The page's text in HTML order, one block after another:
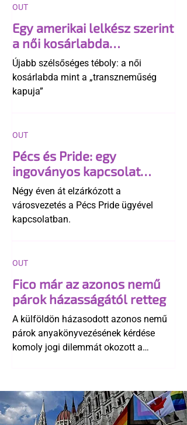
Egy amerikai lelkész szerint
a női kosárlabda
transzneműséghez vezet
Újabb szélsőséges téboly: a női
kosárlabda mint a „transzneműség
kapuja”
OUT
Pécs és Pride: egy
ingoványos kapcsolat
története
Négy éven át elzárkózott a
városvezetés a Pécs Pride ügyével
kapcsolatban.
OUT
Fico már az azonos nemű
párok házasságától retteg
A külföldön házasodott azonos nemű
párok anyakönyvezésének kérdése
komoly jogi dilemmát okozott a
egyértelműen tiltja a házasságuk
elismerését. Közben az ellenzéken belül
is vita robbant ki arról, hogy vissza
OUT